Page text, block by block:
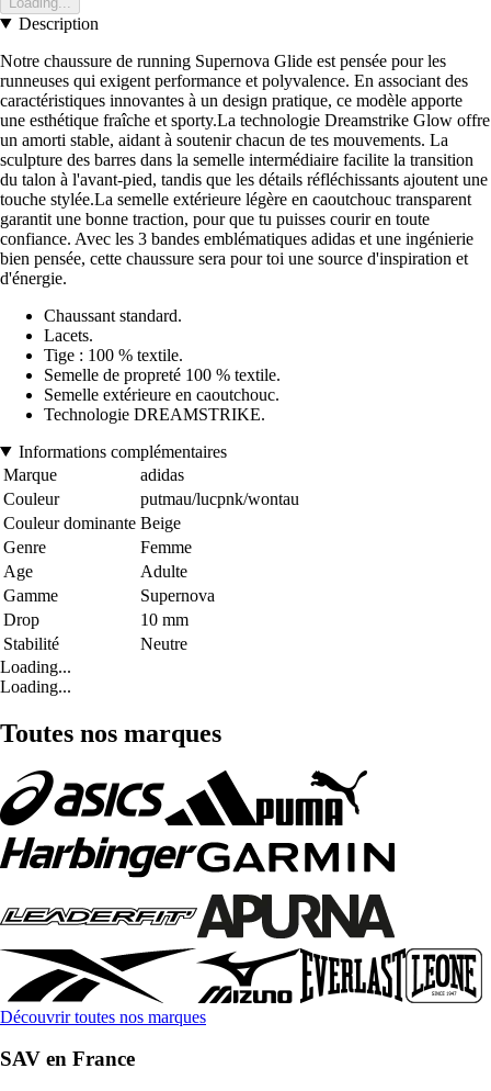
Description
Notre chaussure de running Supernova Glide est pensée pour les
runneuses qui exigent performance et polyvalence. En associant des
caractéristiques innovantes à un design pratique, ce modèle apporte
une esthétique fraîche et sporty.La technologie Dreamstrike Glow offre
un amorti stable, aidant à soutenir chacun de tes mouvements. La
sculpture des barres dans la semelle intermédiaire facilite la transition
du talon à l'avant-pied, tandis que les détails réfléchissants ajoutent une
touche stylée.La semelle extérieure légère en caoutchouc transparent
garantit une bonne traction, pour que tu puisses courir en toute
confiance. Avec les 3 bandes emblématiques adidas et une ingénierie
bien pensée, cette chaussure sera pour toi une source d'inspiration et
d'énergie.
Chaussant standard.
Lacets.
Tige : 100 % textile.
Semelle de propreté 100 % textile.
Semelle extérieure en caoutchouc.
Technologie DREAMSTRIKE.
Informations complémentaires
Marque
adidas
Couleur
putmau/lucpnk/wontau
Couleur dominante Beige
Genre
Femme
Age
Adulte
Gamme
Supernova
Drop
10 mm
Stabilité
Neutre
Loading...
Loading...
Toutes nos marques
Découvrir toutes nos marques
SAV en France